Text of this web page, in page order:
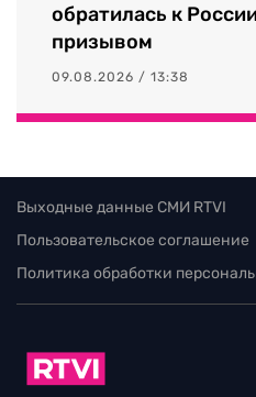
обратилась к
призывом
09.08.2026 / 13:38
Выходные данные СМИ RTVI
Пользовательское соглашение
Политика обработки